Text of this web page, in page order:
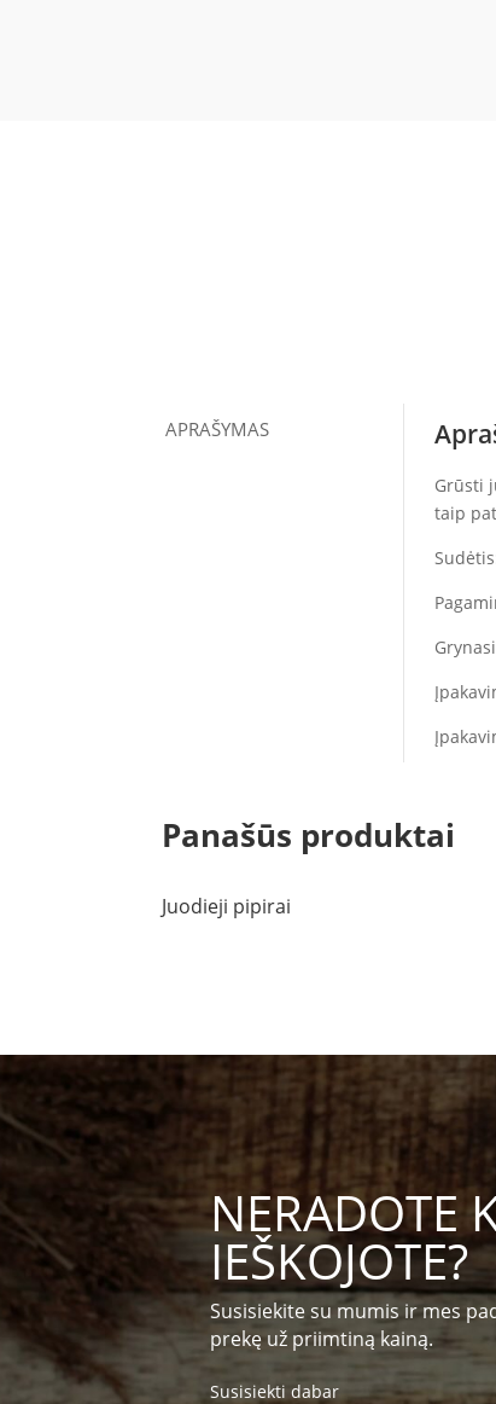
APRAŠYMAS
Grūsti
taip
Panašūs produktai
Juodieji pipirai
NERADOTE
IEŠKOJOTE?
Susisiekite su mumis ir mes
prekę už priimtiną kainą.
Susisiekti dabar